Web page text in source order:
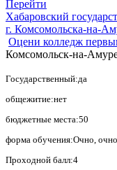
Перейти
Хабаровский
г. Комсомольска-на-
Оцени колледж
Комсомольск-на-
Государственный:да
общежитие:нет
бюджетные места:50
форма обучения:Очно,
Проходной балл:4